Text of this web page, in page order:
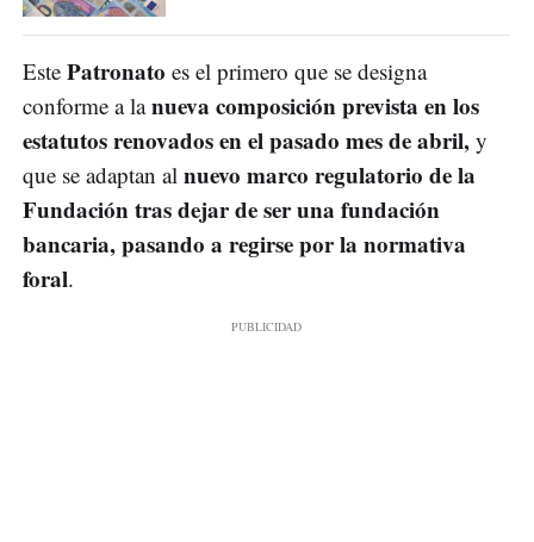
Este Patronato es el primero que se designa
conforme a lanueva composición prevista en los
estatutos renovados en el pasado mes de abril, y
que se adaptan al nuevo marco regulatorio de la
Fundación tras dejar de ser una fundación
bancaria, pasando a regirse por la normativa
foral.